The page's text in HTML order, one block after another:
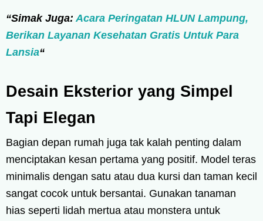
“Simak Juga:Acara Peringatan HLUN Lampung,
Berikan Layanan Kesehatan Gratis Untuk Para
Lansia“
Desain Eksterior yang Simpel
Tapi Elegan
Bagian depan rumah juga tak kalah penting dalam
menciptakan kesan pertama yang positif. Model teras
minimalis dengan satu atau dua kursi dan taman kecil
sangat cocok untuk bersantai. Gunakan tanaman
hias seperti lidah mertua atau monstera untuk